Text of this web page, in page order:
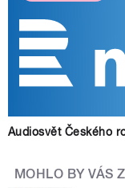
Audiosvět Českého
MOHLO BY VÁS